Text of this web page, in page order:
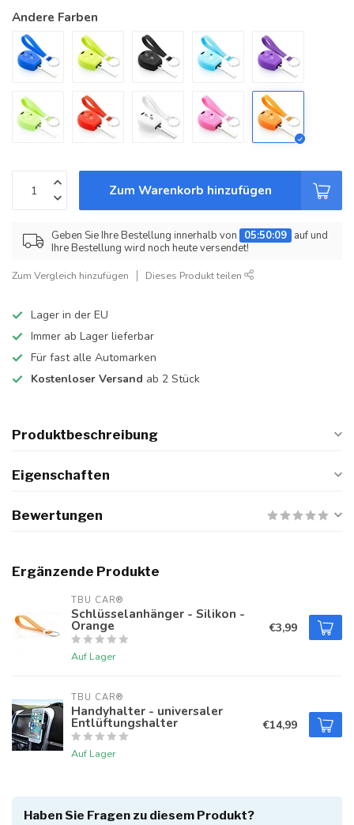
Andere Farben
Zum Warenkorb hinzufügen
Geben Sie Ihre Bestellung innerhalb von 05:50:09 auf und
Ihre Bestellung wird noch heute versendet!
Zum Vergleich hinzufügen Dieses Produkt teilen
Lager in der EU
Immer ab Lager lieferbar
Für fast alle Automarken
Kostenloser Versand ab 2 Stück
Produktbeschreibung
Eigenschaften
Bewertungen
Ergänzende Produkte
TBU CAR®
Schlüsselanhänger - Silikon -
Orange
Auf Lager
€3,99
TBU CAR®
Handyhalter - universaler
Entlüftungshalter
Auf Lager
€14,99
Haben Sie Fragen zu diesem Produkt?